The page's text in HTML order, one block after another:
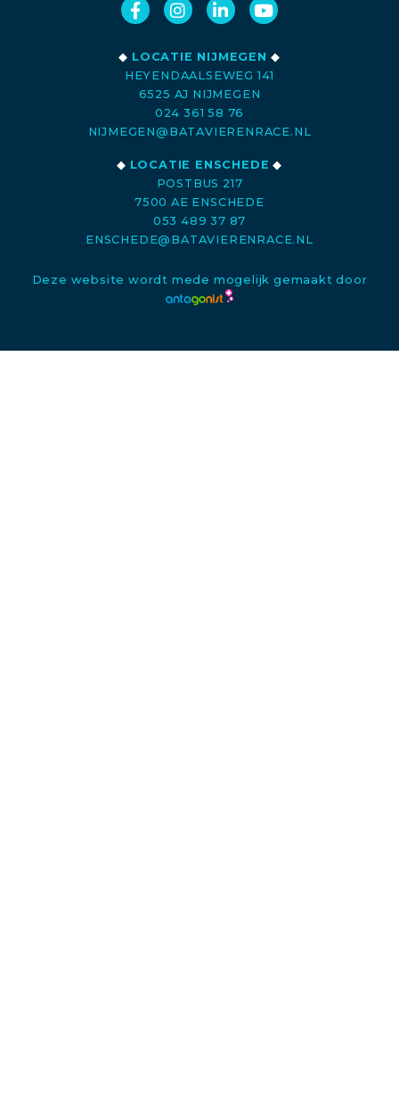
◆ LOCATIE NIJMEGEN ◆
HEYENDAALSEWEG 141
6525 AJ NIJMEGEN
024 361 58 76
NIJMEGEN@BATAVIERENRACE.NL
◆ LOCATIE ENSCHEDE ◆
POSTBUS 217
7500 AE ENSCHEDE
053 489 37 87
ENSCHEDE@BATAVIERENRACE.NL
Deze website wordt mede mogelijk gemaakt door